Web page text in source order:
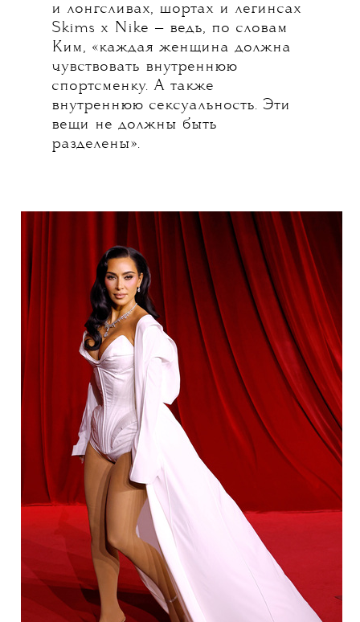
и лонгсливах, шортах и легинсах
Skims х Nike — ведь, по словам
Ким, «каждая женщина должна
чувствовать внутреннюю
спортсменку. А также
внутреннюю сексуальность. Эти
вещи не должны быть
разделены».